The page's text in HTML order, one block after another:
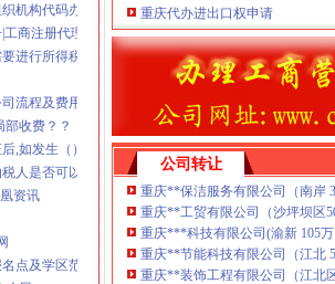
|工商注册代理|工商注册代办】-重庆赶集网
要进行所得税年度汇算清缴吗-实务综合-学会
流程及费用
部收费？？【聊城吧】_百度贴吧
,如发生（）时,应当办理注销税务登记。
人是否可以领购发票？_资料网
资讯
点及学区范围出炉-南昌新闻网
人民
重庆代办进出口权申请
公司转让
重庆**保洁服务有限公司（南岸
重庆**工贸有限公司（沙坪坝区
重庆***科技有限公司(渝新 105万
重庆**节能科技有限公司（江北
重庆**装饰工程有限公司（江北